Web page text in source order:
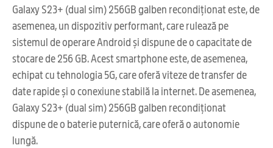
Galaxy S23+ (dual sim) 256GB galben recondiționat este, de
asemenea, un dispozitiv performant, care rulează pe
sistemul de operare Android și dispune de o capacitate de
stocare de 256 GB. Acest smartphone este, de asemenea,
echipat cu tehnologia 5G, care oferă viteze de transfer de
date rapide și o conexiune stabilă la internet. De asemenea,
Galaxy S23+ (dual sim) 256GB galben recondiționat
dispune de o baterie puternică, care oferă o autonomie
lungă.